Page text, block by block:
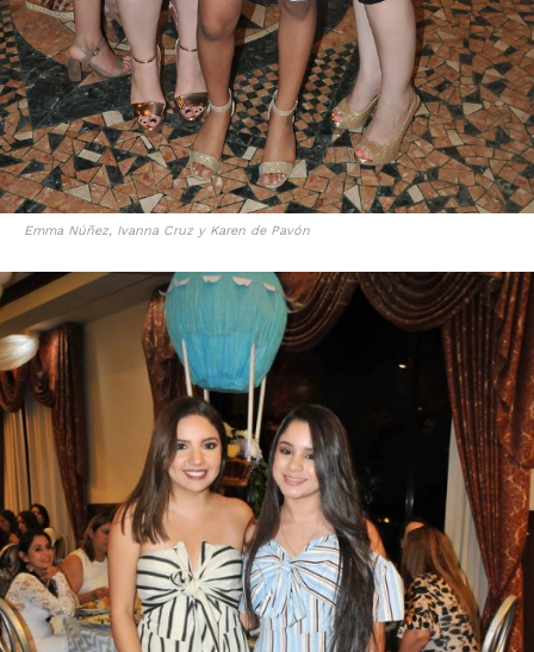
Emma Núñez, Ivanna Cruz y Karen de Pavón